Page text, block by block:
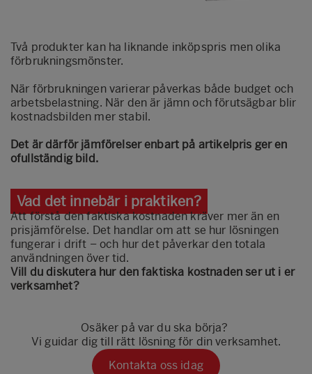
Två produkter kan ha liknande inköpspris men olika
förbrukningsmönster.
När förbrukningen varierar påverkas både budget och
arbetsbelastning. När den är jämn och förutsägbar blir
kostnadsbilden mer stabil.
Det är därför jämförelser enbart på artikelpris ger en
ofullständig bild.
Vad det innebär i praktiken?
Att förstå den faktiska kostnaden kräver mer än en
prisjämförelse. Det handlar om att se hur lösningen
fungerar i drift – och hur det påverkar den totala
användningen över tid.
Vill du diskutera hur den faktiska kostnaden ser ut i er
verksamhet?
Osäker på var du ska börja?
Vi guidar dig till rätt lösning för din verksamhet.
Kontakta oss idag